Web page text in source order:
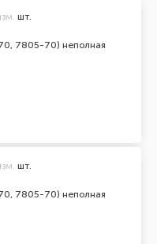
7805-70) неполная
шт.
7805-70) неполная
шт.